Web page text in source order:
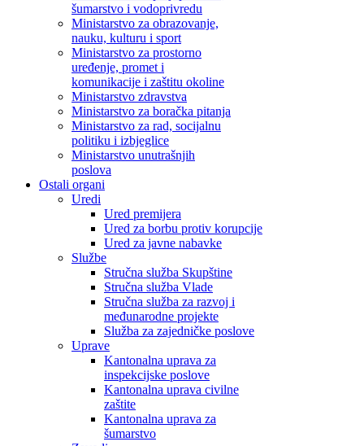
šumarstvo i vodoprivredu
Ministarstvo za obrazovanje,
nauku, kulturu i sport
Ministarstvo za prostorno
uređenje, promet i
komunikacije i zaštitu okoline
Ministarstvo zdravstva
Ministarstvo za boračka pitanja
Ministarstvo za rad, socijalnu
politiku i izbjeglice
Ministarstvo unutrašnjih
poslova
Ostali organi
Uredi
Ured premijera
Ured za borbu protiv korupcije
Ured za javne nabavke
Službe
Stručna služba Skupštine
Stručna služba Vlade
Stručna služba za razvoj i
međunarodne projekte
Služba za zajedničke poslove
Uprave
Kantonalna uprava za
inspekcijske poslove
Kantonalna uprava civilne
zaštite
Kantonalna uprava za
šumarstvo